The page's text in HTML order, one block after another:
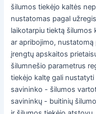
šilumos tiekėjo kaltės
nustatomas pagal
laikotarpiu tiektą šilumos
ar apribojimo,
įrengtų apskaitos
šilumnešio parametrus
tiekėjo kaltę gali
savininko - šilumos
savininkų - buitinių